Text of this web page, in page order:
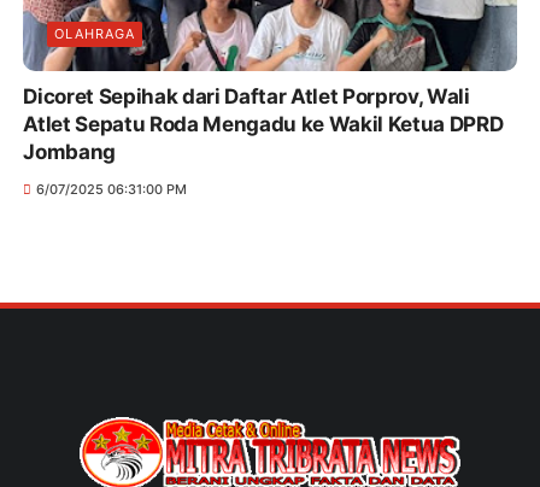
OLAHRAGA
Dicoret Sepihak dari Daftar Atlet Porprov, Wali
Atlet Sepatu Roda Mengadu ke Wakil Ketua DPRD
Jombang
6/07/2025 06:31:00 PM